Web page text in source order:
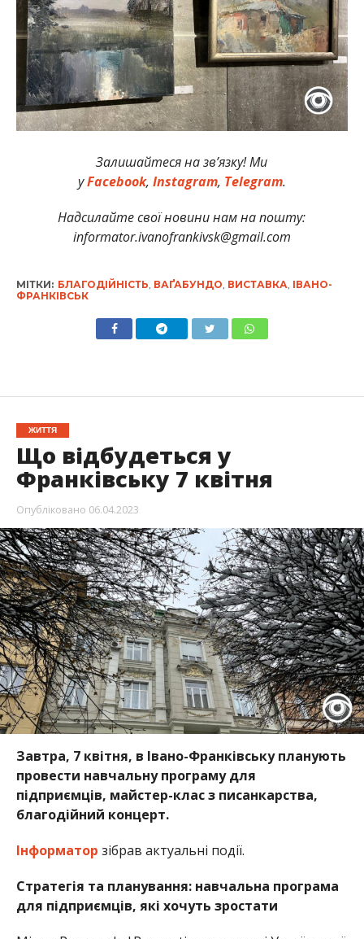
Залишайтеся на зв’язку! Ми
уFacebook, Instagram, Telegram.
Надсилайте свої новини нам на пошту:
informator.ivanofrankivsk@gmail.com
МІТКИ: БЛАГОДІЙНІСТЬ, ВАҐАБУНДО, ВИСТАВКА, ІВАНО-
ФРАНКІВСЬК
ЖИТТЯ
Що відбудеться у
Франківську 7 квітня
Опубліковано 06.04.2023
Завтра, 7 квітня, в Івано-Франківську планують
провести навчальну програму для
підприємців, майстер-клас з писанкарства,
благодійний концерт.
Інформатор зібрав актуальні події.
Стратегія та планування: навчальна програма
для підприємців, які хочуть зростати